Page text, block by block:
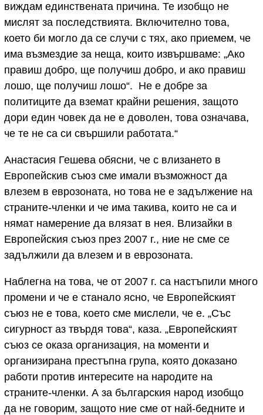
виждам единствената причина. Те изобщо не
мислят за последствията. Включително това,
което би могло да се случи с тях, ако приемем, че
има възмездие за неща, които извършваме: „Ако
правиш добро, ще получиш добро, и ако правиш
лошо, ще получиш лошо“. Не е добре за
политиците да вземат крайни решения, защото
дори един човек да не е доволен, това означава,
че те не са си свършили работата.“
Анастасия Гешева обясни, че с влизането в
Европейскив съюз сме имали възможност да
влезем в еврозоната, но това не е задължение на
страните-членки и че има такива, които не са и
нямат намерение да влязат в нея. Влизайки в
Европейския съюз през 2007 г., ние не сме се
задължили да влезем и в еврозоната.
Наблегна на това, че от 2007 г. са настъпили много
промени и че е станало ясно, че Европейският
съюз не е това, което сме мислели, че е. „Със
сигурност аз твърдя това“, каза. „Европейският
съюз се оказа организация, на моменти и
организирана престъпна група, която доказано
работи против интересите на народите на
страните-членки. А за българския народ изобщо
да не говорим, защото ние сме от най-бедните и